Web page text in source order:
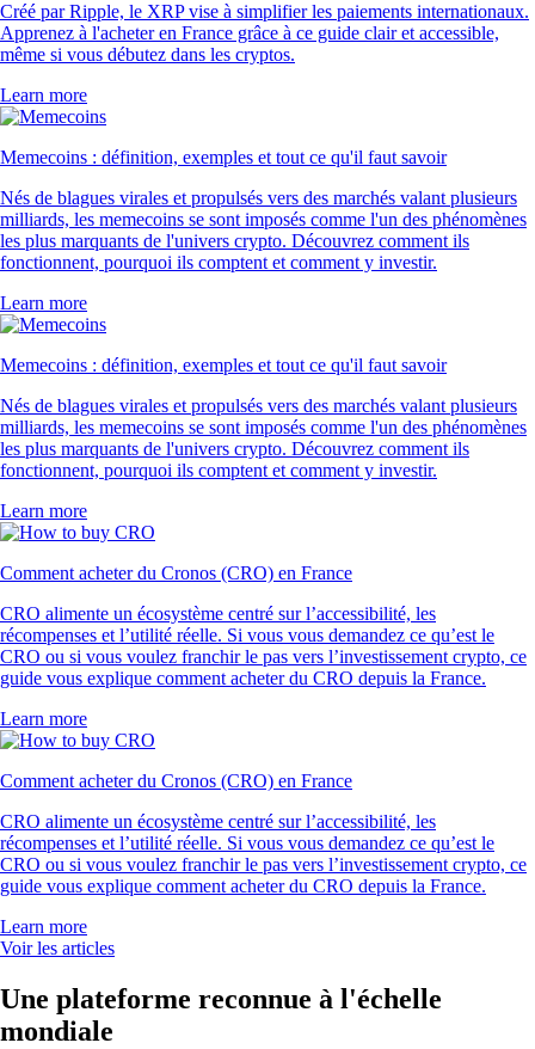
Créé par Ripple, le XRP vise à simplifier les paiements internationaux.
Apprenez à l'acheter en France grâce à ce guide clair et accessible,
même si vous débutez dans les cryptos.
Learn more
Memecoins : définition, exemples et tout ce qu'il faut savoir
Nés de blagues virales et propulsés vers des marchés valant plusieurs
milliards, les memecoins se sont imposés comme l'un des phénomènes
les plus marquants de l'univers crypto. Découvrez comment ils
fonctionnent, pourquoi ils comptent et comment y investir.
Learn more
Memecoins : définition, exemples et tout ce qu'il faut savoir
Nés de blagues virales et propulsés vers des marchés valant plusieurs
milliards, les memecoins se sont imposés comme l'un des phénomènes
les plus marquants de l'univers crypto. Découvrez comment ils
fonctionnent, pourquoi ils comptent et comment y investir.
Learn more
Comment acheter du Cronos (CRO) en France
CRO alimente un écosystème centré sur l’accessibilité, les
récompenses et l’utilité réelle. Si vous vous demandez ce qu’est le
CRO ou si vous voulez franchir le pas vers l’investissement crypto, ce
guide vous explique comment acheter du CRO depuis la France.
Learn more
Comment acheter du Cronos (CRO) en France
CRO alimente un écosystème centré sur l’accessibilité, les
récompenses et l’utilité réelle. Si vous vous demandez ce qu’est le
CRO ou si vous voulez franchir le pas vers l’investissement crypto, ce
guide vous explique comment acheter du CRO depuis la France.
Learn more
Voir les articles
Une plateforme reconnue à l'échelle
mondiale